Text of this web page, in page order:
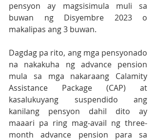
pensyon ay magsisimula muli sa
buwan ng Disyembre 2023 o
makalipas ang 3 buwan.
Dagdag pa rito, ang mga pensyonado
na nakakuha ng advance pension
mula sa mga nakaraang Calamity
Assistance Package (CAP) at
kasalukuyang suspendido ang
kanilang pensyon dahil dito ay
maaari pa ring mag-avail ng three-
month advance pension para sa